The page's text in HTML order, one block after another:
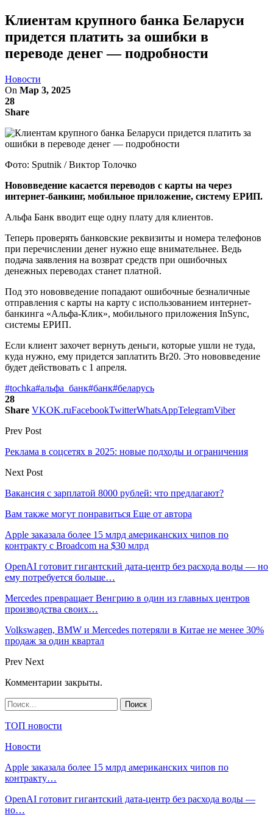
Клиентам крупного банка Беларуси
придется платить за ошибки в
переводе денег — подробности
Новости
On Мар 3, 2025
28
Share
Фото: Sputnik / Виктор Толочко
Нововведение касается переводов с карты на через
интернет-банкинг, мобильное приложение, систему ЕРИП.
Альфа Банк вводит еще одну плату для клиентов.
Теперь проверять банковские реквизиты и номера телефонов
при перечислении денег нужно еще внимательнее. Ведь
подача заявления на возврат средств при ошибочных
денежных переводах станет платной.
Под это нововведение попадают ошибочные безналичные
отправления с карты на карту с использованием интернет-
банкинга «Альфа-Клик», мобильного приложения InSync,
системы ЕРИП.
Если клиент захочет вернуть деньги, которые ушли не туда,
куда нужно, ему придется заплатить Br20. Это нововведение
будет действовать с 1 апреля.
#tochka#альфа_банк#банк#беларусь
28
Share VKOK.ruFacebookTwitterWhatsAppTelegramViber
Prev Post
Реклама в соцсетях в 2025: новые подходы и ограничения
Next Post
Вакансия с зарплатой 8000 рублей: что предлагают?
Вам также могут понравиться Еще от автора
Apple заказала более 15 млрд американских чипов по
контракту с Broadcom на $30 млрд
OpenAI готовит гигантский дата-центр без расхода воды — но
ему потребуется больше…
Mercedes превращает Венгрию в один из главных центров
производства своих…
Volkswagen, BMW и Mercedes потеряли в Китае не менее 30%
продаж за один квартал
Prev Next
Комментарии закрыты.
ТОП новости
Новости
Apple заказала более 15 млрд американских чипов по
контракту…
OpenAI готовит гигантский дата-центр без расхода воды —
но…